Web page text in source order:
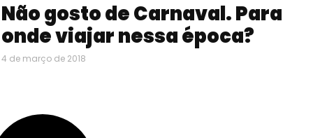
Não gosto de Carnaval. Para
onde viajar nessa época?
4 de março de 2018